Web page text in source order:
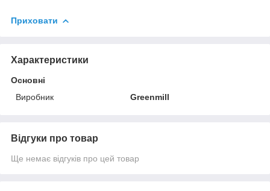
Приховати
Характеристики
Основні
Виробник
Greenmill
Відгуки про товар
Ще немає відгуків про цей товар